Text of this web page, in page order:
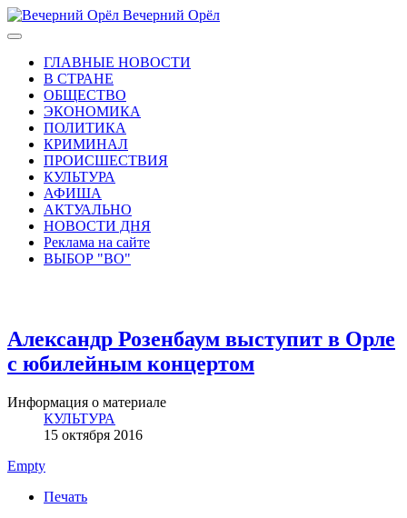
Вечерний Орёл
ГЛАВНЫЕ НОВОСТИ
В СТРАНЕ
ОБЩЕСТВО
ЭКОНОМИКА
ПОЛИТИКА
КРИМИНАЛ
ПРОИСШЕСТВИЯ
КУЛЬТУРА
АФИША
АКТУАЛЬНО
НОВОСТИ ДНЯ
Реклама на сайте
ВЫБОР "ВО"
Александр Розенбаум выступит в Орле
с юбилейным концертом
Информация о материале
КУЛЬТУРА
15 октября 2016
Empty
Печать